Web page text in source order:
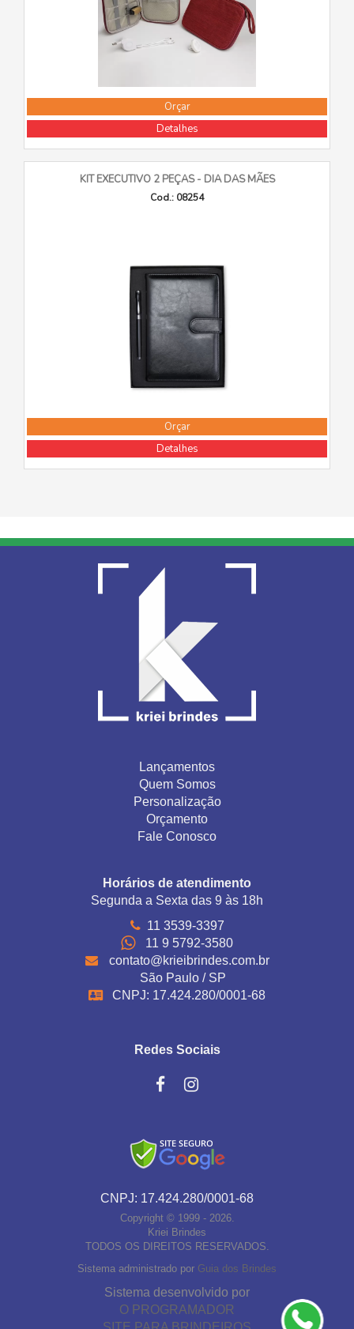
Orçar
Detalhes
KIT EXECUTIVO 2 PEÇAS - DIA DAS MÃES
Cod.: 08254
Orçar
Detalhes
Lançamentos
Quem Somos
Personalização
Orçamento
Fale Conosco
Horários de atendimento
Segunda a Sexta das 9 às 18h
11 3539-3397
11 9 5792-3580
contato@krieibrindes.com.br
São Paulo / SP
CNPJ: 17.424.280/0001-68
Redes Sociais
CNPJ: 17.424.280/0001-68
Copyright © 1999 - 2026.
Kriei Brindes
TODOS OS DIREITOS RESERVADOS.
Sistema administrado por Guia dos Brindes
Sistema desenvolvido por
O PROGRAMADOR